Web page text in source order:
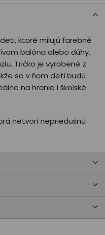
ktoré milujú farebné
balóna alebo dúhy,
Tričko je vyrobené z
sa v ňom deti budú
na hranie i školské
netvorí nepriedušnú